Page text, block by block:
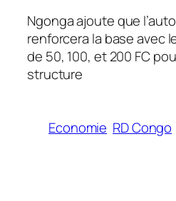
Ngonga ajoute que
renforcera la base avec
de 50, 100, et 200 FC
structure
Economie RD Congo